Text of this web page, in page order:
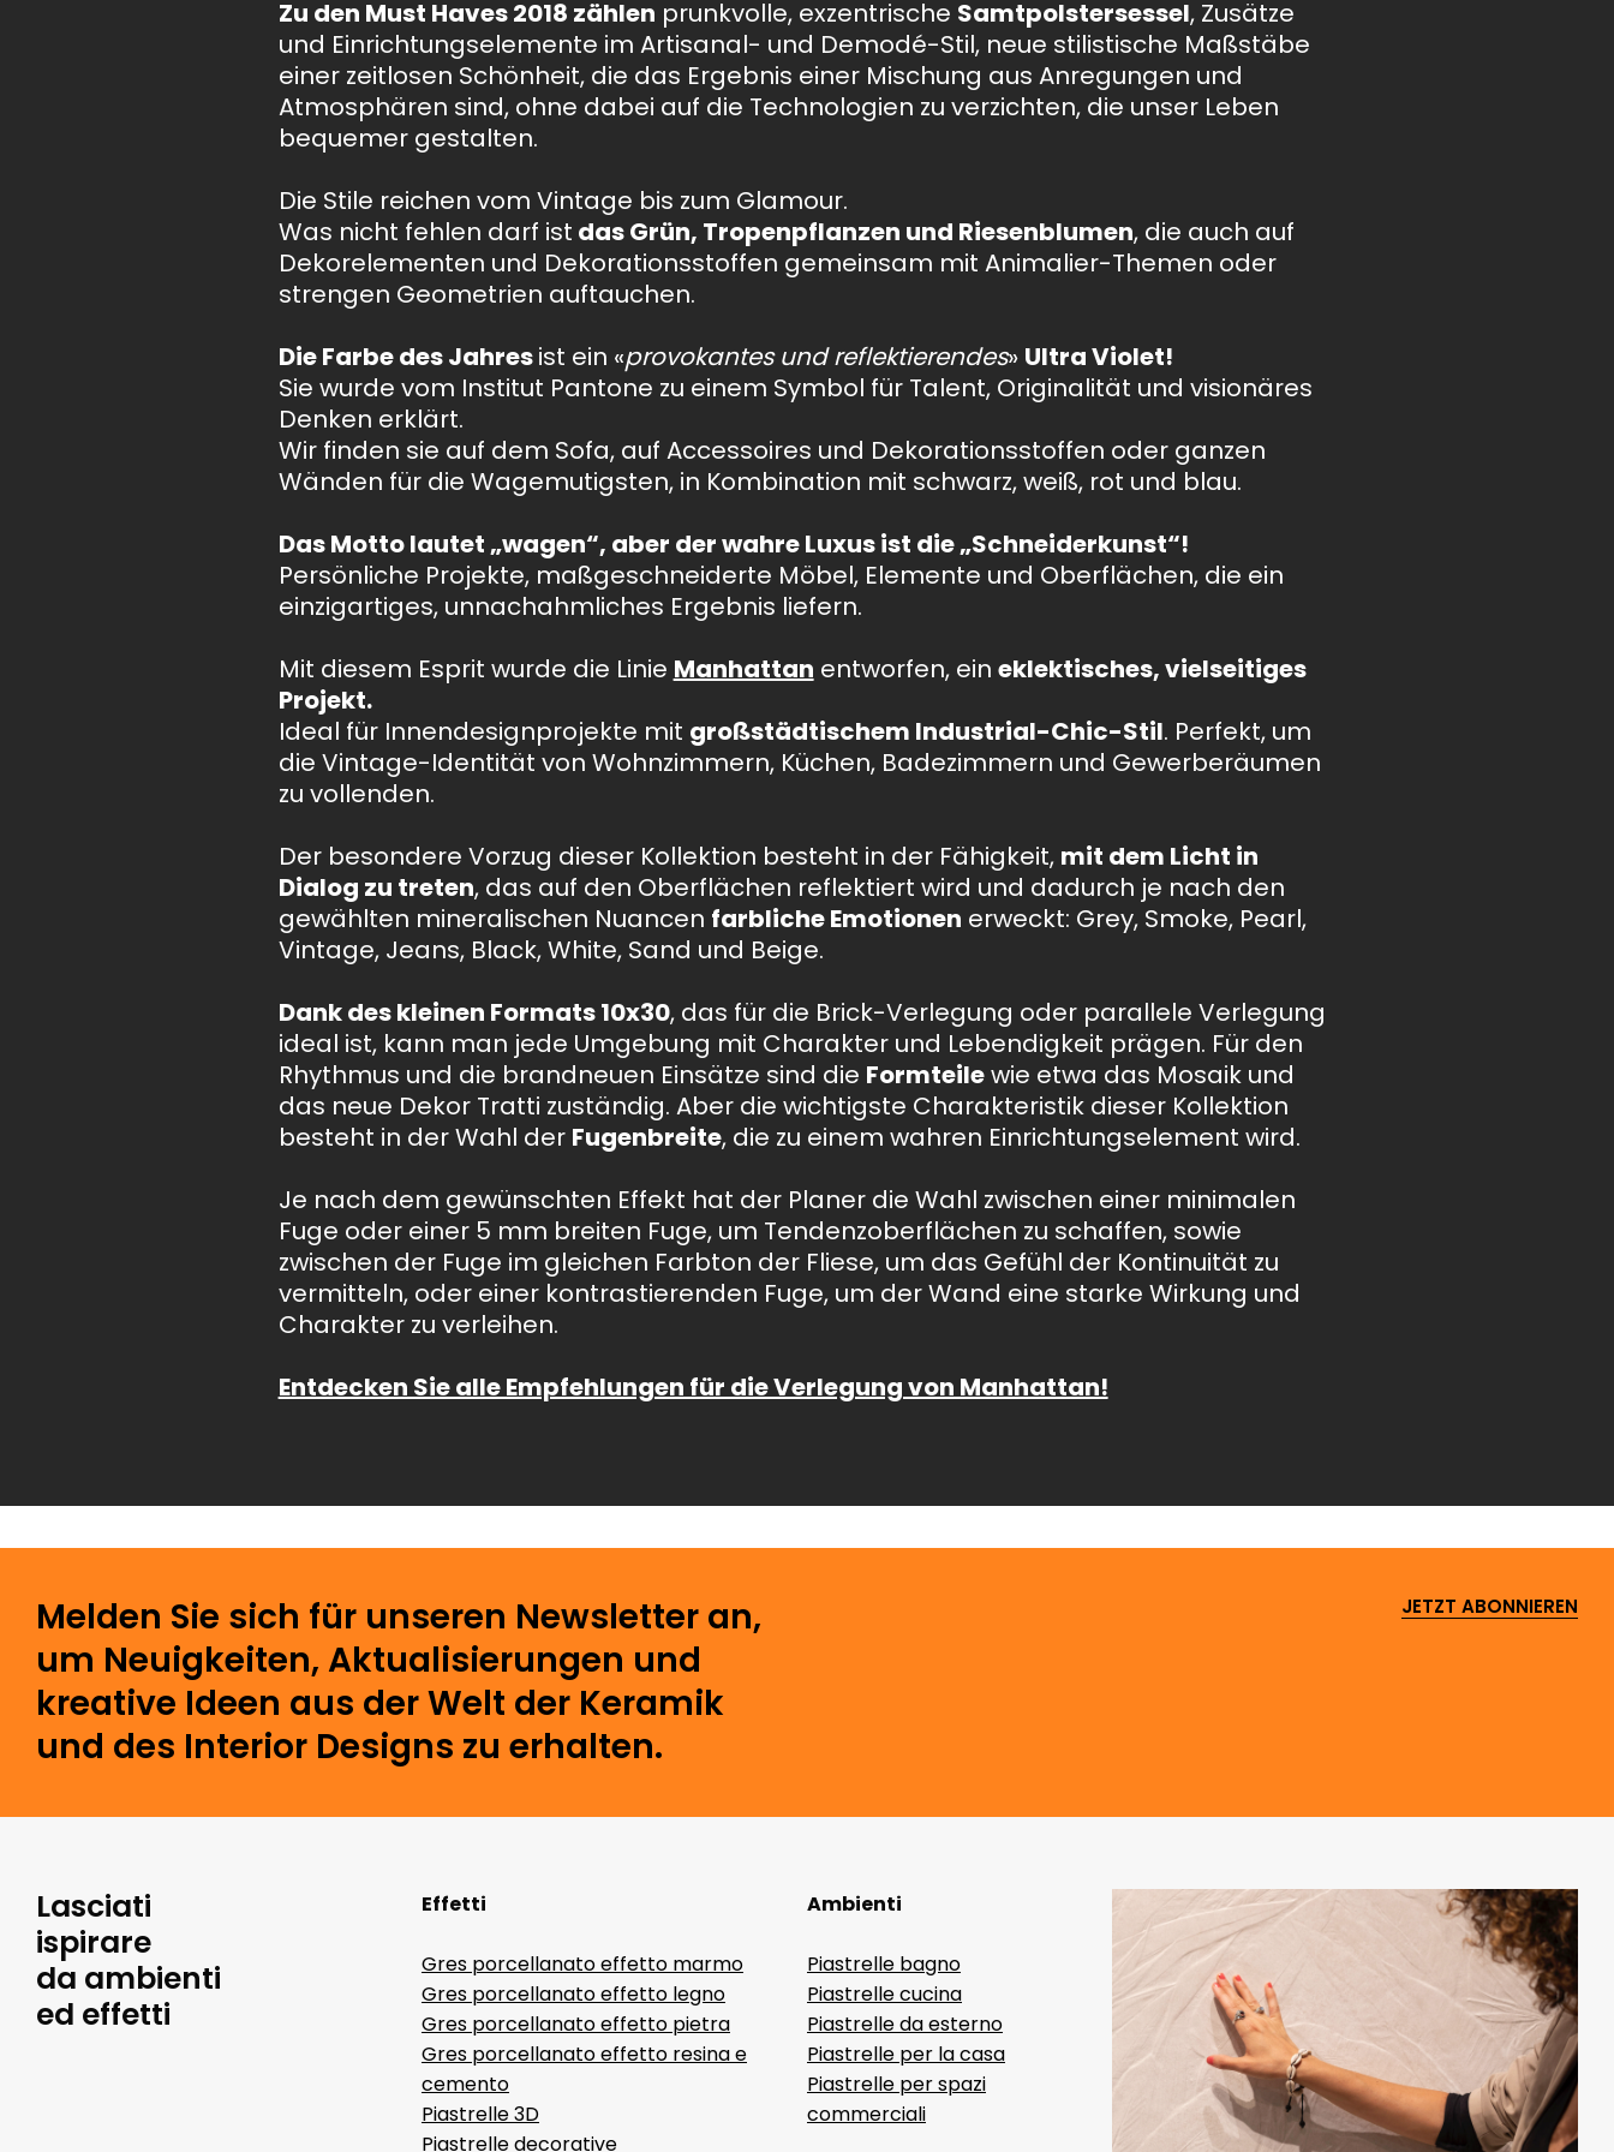
Zu den Must Haves 2018 zählen prunkvolle, exzentrische Samtpolstersessel, Zusätze
und Einrichtungselemente im Artisanal- und Demodé-Stil, neue stilistische Maßstäbe
einer zeitlosen Schönheit, die das Ergebnis einer Mischung aus Anregungen und
Atmosphären sind, ohne dabei auf die Technologien zu verzichten, die unser Leben
bequemer gestalten.
Die Stile reichen vom Vintage bis zum Glamour.
Was nicht fehlen darf ist das Grün, Tropenpflanzen und Riesenblumen, die auch auf
Dekorelementen und Dekorationsstoffen gemeinsam mit Animalier-Themen oder
strengen Geometrien auftauchen.
Die Farbe des Jahresist ein «provokantes und reflektierendes» Ultra Violet!
Sie wurde vom Institut Pantone zu einem Symbol für Talent, Originalität und visionäres
Denken erklärt.
Wir finden sie auf dem Sofa, auf Accessoires und Dekorationsstoffen oder ganzen
Wänden für die Wagemutigsten, in Kombination mit schwarz, weiß, rot und blau.
Das Motto lautet „wagen“, aber der wahre Luxus ist die „Schneiderkunst“!
Persönliche Projekte, maßgeschneiderte Möbel, Elemente und Oberflächen, die ein
einzigartiges, unnachahmliches Ergebnis liefern.
Mit diesem Esprit wurde die Linie Manhattan entworfen, ein eklektisches, vielseitiges
Projekt.
Ideal für Innendesignprojekte mit großstädtischem Industrial-Chic-Stil. Perfekt, um
die Vintage-Identität von Wohnzimmern, Küchen, Badezimmern und Gewerberäumen
zu vollenden.
Der besondere Vorzug dieser Kollektion besteht in der Fähigkeit, mit dem Licht in
Dialog zu treten, das auf den Oberflächen reflektiert wird und dadurch je nach den
gewählten mineralischen Nuancen farbliche Emotionen erweckt: Grey, Smoke, Pearl,
Vintage, Jeans, Black, White, Sand und Beige.
Dank des kleinen Formats 10x30, das für die Brick-Verlegung oder parallele Verlegung
ideal ist, kann man jede Umgebung mit Charakter und Lebendigkeit prägen. Für den
Rhythmus und die brandneuen Einsätze sind die Formteilewie etwa das Mosaik und
das neue Dekor Tratti zuständig. Aber die wichtigste Charakteristik dieser Kollektion
besteht in der Wahl der Fugenbreite, die zu einem wahren Einrichtungselement wird.
Je nach dem gewünschten Effekt hat der Planer die Wahl zwischen einer minimalen
Fuge oder einer 5 mm breiten Fuge, um Tendenzoberflächen zu schaffen, sowie
zwischen der Fuge im gleichen Farbton der Fliese, um das Gefühl der Kontinuität zu
vermitteln, oder einer kontrastierenden Fuge, um der Wand eine starke Wirkung und
Charakter zu verleihen.
Entdecken Sie alle Empfehlungen für die Verlegung von Manhattan!
Melden Sie sich für unseren Newsletter an,
um Neuigkeiten, Aktualisierungen und
kreative Ideen aus der Welt der Keramik
und des Interior Designs zu erhalten.
JETZT ABONNIEREN
Lasciati
ispirare
da ambienti
ed effetti
Effetti
Gres porcellanato effetto marmo
Gres porcellanato effetto legno
Gres porcellanato effetto pietra
Gres porcellanato effetto resina e
cemento
Piastrelle 3D
Piastrelle decorative
Ambienti
Piastrelle bagno
Piastrelle cucina
Piastrelle da esterno
Piastrelle per la casa
Piastrelle per spazi
commerciali